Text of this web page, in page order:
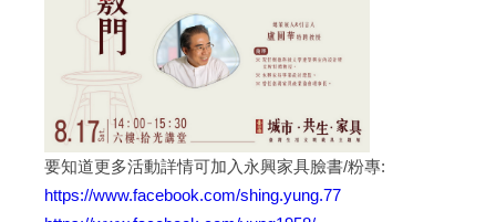
要知道更多活動詳情可加入永興家具臉書/粉專:
https://www.facebook.com/shing.yung.77